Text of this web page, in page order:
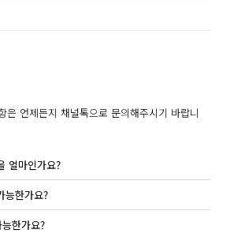
은 언제든지 채널톡으로 문의해주시기 바랍니
얼마인가요?
능한가요?
한가요?